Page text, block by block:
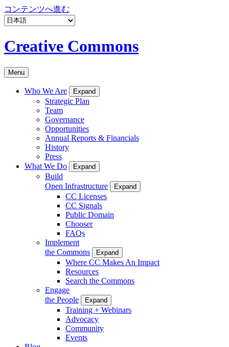
コンテンツへ進む
Creative Commons
Menu
Who We Are Expand
Strategic Plan
Team
Governance
Opportunities
Annual Reports & Financials
History
Press
What We Do
Expand
Build
Open Infrastructure
Expand
CC Licenses
CC Signals
Public Domain
Chooser
FAQs
Implement
the Commons
Expand
Where CC Makes An Impact
Resources
Search the Commons
Engage
the People
Expand
Training + Webinars
Advocacy
Community
Events